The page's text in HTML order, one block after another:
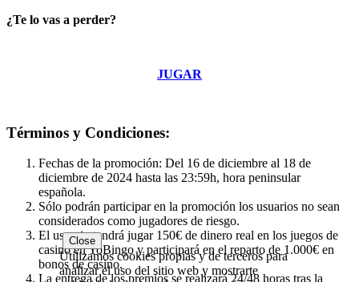
¿Te lo vas a perder?
JUGAR
Términos y Condiciones:
Fechas de la promoción: Del 16 de diciembre al 18 de
diciembre de 2024 hasta las 23:59h, hora peninsular
española.
Sólo podrán participar en la promoción los usuarios no sean
considerados como jugadores de riesgo.
El usuario tendrá jugar 150€ de dinero real en los juegos de
casino en YoBingo y participará en el reparto de 1.000€ en
bonos de casino.
La entrega de los premios se realizará 24/48 horas tras la
Close
Utilizamos cookies propias y de terceros para
analizar el uso del sitio web y mostrarte